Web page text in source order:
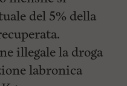
del 5% della
illegale la droga
labronica